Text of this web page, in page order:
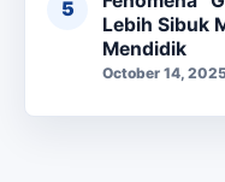
Lebih Sibuk
Mendidik
October 14,